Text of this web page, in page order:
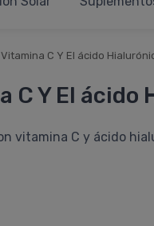
C Y El ácido
C Y El
vitamina C y ácido